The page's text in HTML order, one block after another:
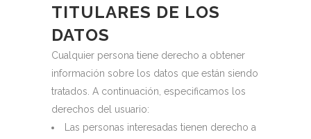
TITULARES DE LOS
DATOS
Cualquier persona tiene derecho a obtener
información sobre los datos que están siendo
tratados. A continuación, especificamos los
derechos del usuario:
Las personas interesadas tienen derecho a